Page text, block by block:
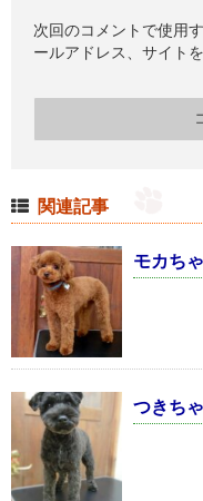
次回のコメントで使用
ールアドレス、サイトを
関連記事
モカち
つきち